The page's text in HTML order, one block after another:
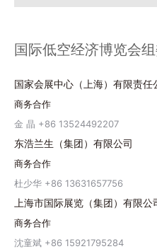
国际低空经济博览会
国家会展中心（上海）有限责任
商务合作
金 晶 +86 13524492207
东浩兰生（集团）有限公司
商务合作
杜少华 +86 13631657756
上海市国际展览（集团）有限公
商务合作
沈童斌 +86 15921795284